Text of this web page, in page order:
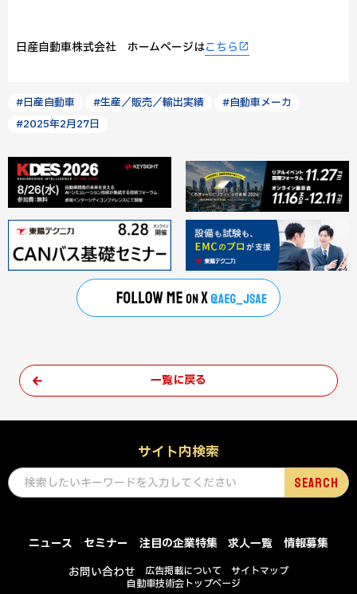
日産自動車株式会社 ホームページはこちら
#日産自動車 #生産／販売／輸出実績
#自動車メーカ
#2025年2月27日
一覧に戻る
サイト内検索
ニュース セミナー 注目の企業特集 求人一覧
情報募集
お問い合わせ
広告掲載について
サイトマップ
自動車技術会トップページ